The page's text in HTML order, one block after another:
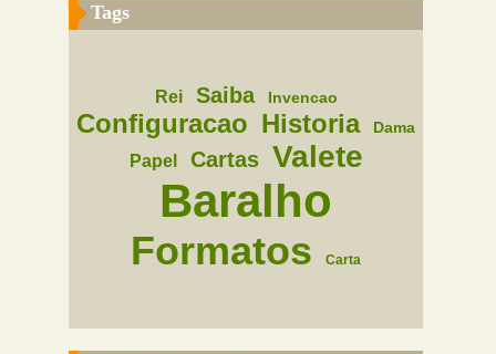
Tags
Rei Saiba Invencao
Configuracao Historia Dama
Papel Cartas Valete
Baralho
Formatos Carta